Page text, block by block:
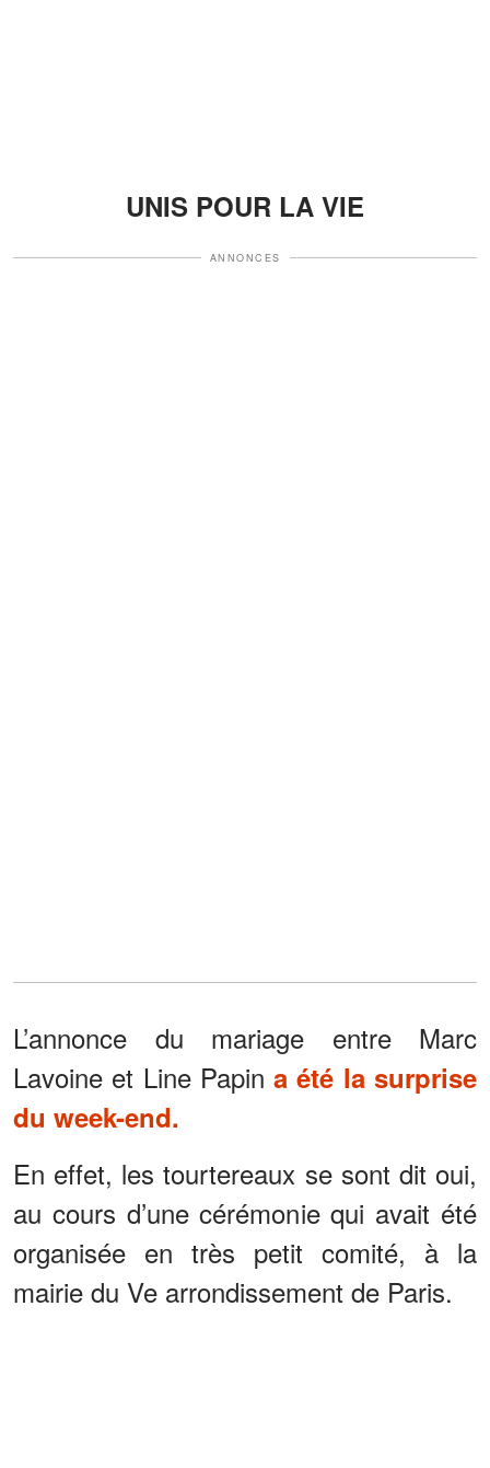
UNIS POUR LA VIE
ANNONCES
L’annonce du mariage entre Marc
Lavoine et Line Papina été la surprise
du week-end.
En effet, les tourtereaux se sont dit oui,
au cours d’une cérémonie qui avait été
organisée en très petit comité, à la
mairie du Ve arrondissement de Paris.